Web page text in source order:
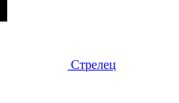
Стрелец